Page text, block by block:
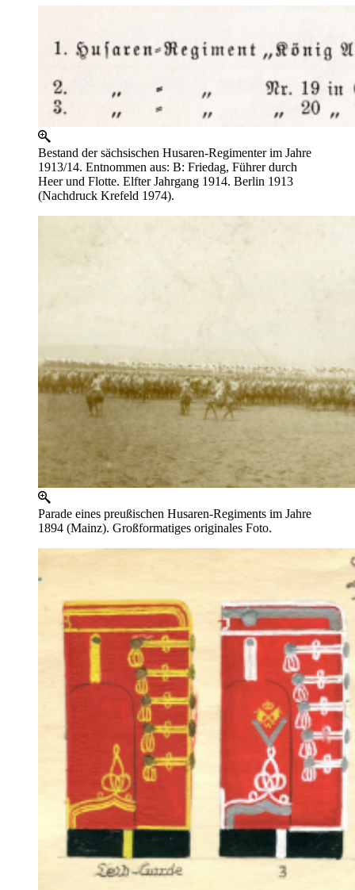
Bestand der sächsischen Husaren-Regimenter im Jahre
1913/14. Entnommen aus: B: Friedag, Führer durch
Heer und Flotte. Elfter Jahrgang 1914. Berlin 1913
(Nachdruck Krefeld 1974).
Parade eines preußischen Husaren-Regiments im Jahre
1894 (Mainz). Großformatiges originales Foto.